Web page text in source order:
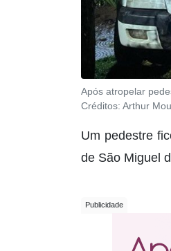
Após atropelar
Créditos: Arthur
Um pedestre
de São Miguel